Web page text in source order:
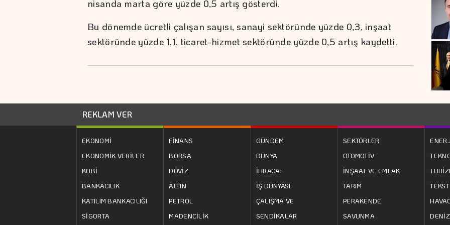
nisanda marta göre yüzde 0,5 artış gösterdi.
Bu dönemde ücretli çalışan sayısı, sanayi sektöründe yüzde 0,3, inşaat
sektöründe yüzde 1,1, ticaret-hizmet sektöründe yüzde 0,5 artış kaydetti.
REKLAM VER
EKONOMİ
EKONOMİK VERİLER
KOBİ
BANKACILIK
KATILIM BANKACILIĞI
SİGORTA
FİNANS
BORSA
DÖVİZ
ALTIN
PETROL
MADENCİLİK
GÜNDEM
DÜNYA
İHRACAT
İŞ DÜNYASI
ÇALIŞMA VE
SENDİKALAR
SEKTÖRLER
OTOMOTİV
İNŞAAT VE EMLAK
TARIM
PERAKENDE
SAVUNMA